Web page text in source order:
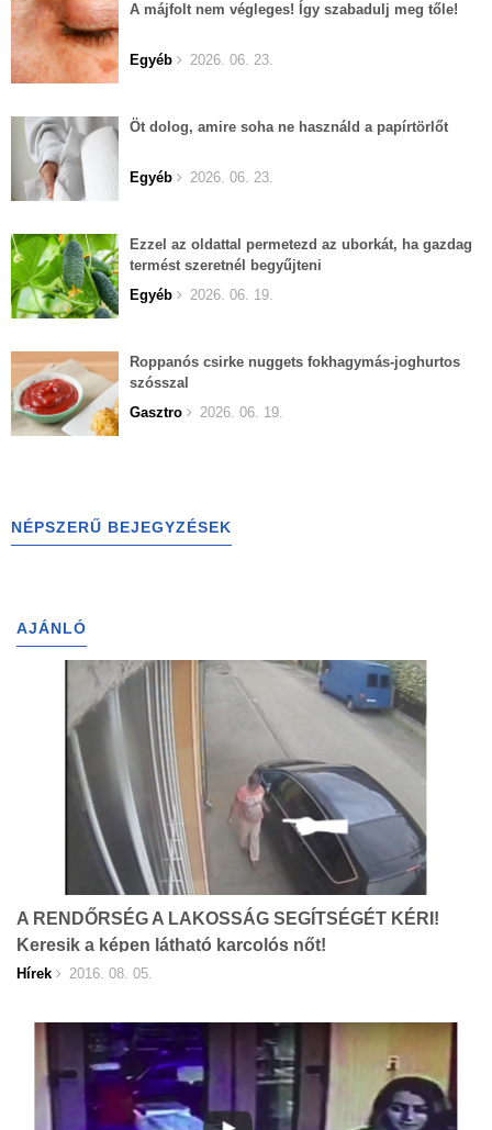
A májfolt nem végleges! Így szabadulj meg tőle!
Egyéb 2026. 06. 23.
Öt dolog, amire soha ne használd a papírtörlőt
Egyéb 2026. 06. 23.
Ezzel az oldattal permetezd az uborkát, ha gazdag
termést szeretnél begyűjteni
Egyéb
2026. 06. 19.
Roppanós csirke nuggets fokhagymás-joghurtos
szósszal
Gasztro
2026. 06. 19.
NÉPSZERŰ BEJEGYZÉSEK
AJÁNLÓ
A RENDŐRSÉG A LAKOSSÁG SEGÍTSÉGÉT KÉRI!
Keresik a képen látható karcolós nőt!
Hírek 2016. 08. 05.